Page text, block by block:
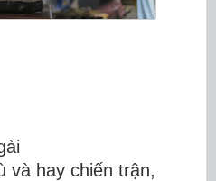
và hay chiến trận,